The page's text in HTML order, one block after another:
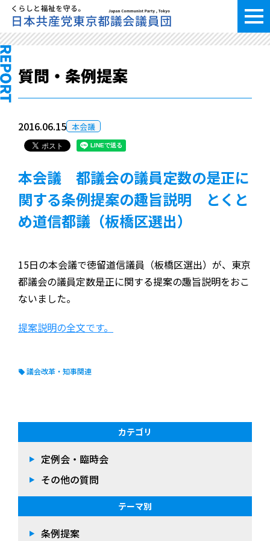
質問・条例提案
2016.06.15 本会議
本会議 都議会の議員定数の是正に
関する条例提案の趣旨説明 とくと
め道信都議（板橋区選出）
15日の本会議で徳留道信議員（板橋区選出）が、東京
都議会の議員定数是正に関する提案の趣旨説明をおこ
ないました。
提案説明の全文です。
議会改革・知事関連
カテゴリ
定例会・臨時会
その他の質問
テーマ別
条例提案